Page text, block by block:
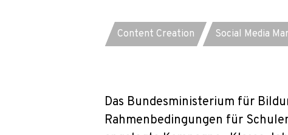
Jetzt anfragen
Content Creation Social Media
Das Bundesministerium für
Rahmenbedingungen für